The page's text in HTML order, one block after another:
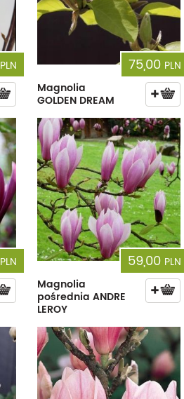
PLN
75,00 PLN
Magnolia
GOLDEN DREAM
PLN
59,00 PLN
Magnolia
pośrednia ANDRE
LEROY